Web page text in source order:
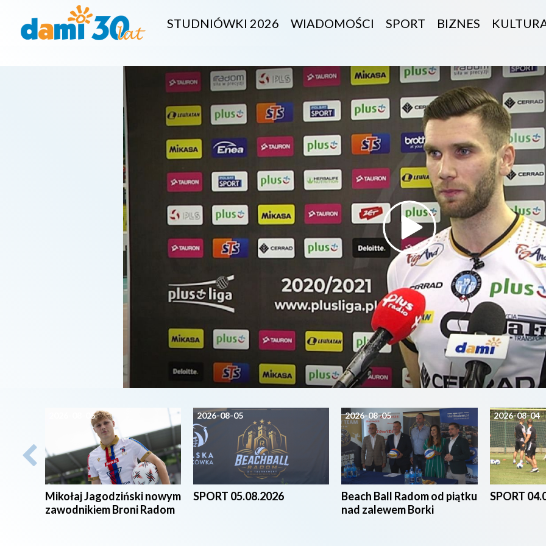
STUDNIÓWKI 2026 WIADOMOŚCI SPORT BIZNES
2026-08-05
Mikołaj Jagodziński nowym
zawodnikiem Broni Radom
2026-08-05
SPORT 05.08.2026
2026-08-05
Beach Ball Radom od piątku
nad zalewem Borki
2026-08-04
SPORT